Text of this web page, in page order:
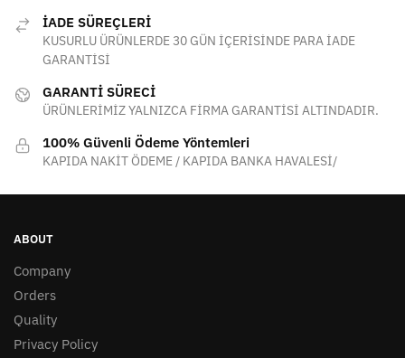
İADE SÜREÇLERİ
KUSURLU ÜRÜNLERDE 30 GÜN İÇERİSİNDE PARA İADE
GARANTİSİ
GARANTİ SÜRECİ
ÜRÜNLERİMİZ YALNIZCA FİRMA GARANTİSİ ALTINDADIR.
100% Güvenli Ödeme Yöntemleri
KAPIDA NAKİT ÖDEME / KAPIDA BANKA HAVALESİ/
ABOUT
Company
Orders
Quality
Privacy Policy